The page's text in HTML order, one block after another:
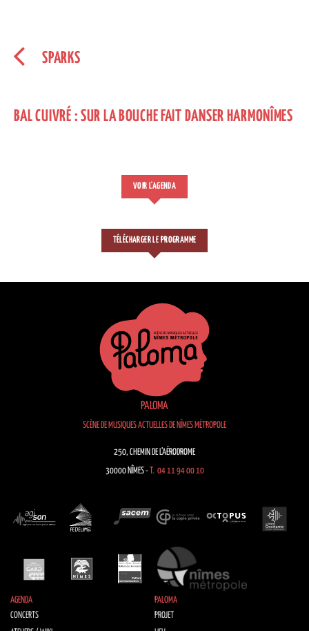
SPARKS
BAL CUIVRÉ : SUR LA BOUCHE FAIT DANSER HARMONÎMES
VOIR L'AGENDA
TÉLÉCHARGER LE PROGRAMME
PALOMA
SCÈNE DE MUSIQUES ACTUELLES DE NÎMES MÉTROPOLE
250, CHEMIN DE L’AÉRODROME
30000 NÎMES - T. 04 11 94 00 10
AGENDA
CONCERTS
PALOMA
PROJET